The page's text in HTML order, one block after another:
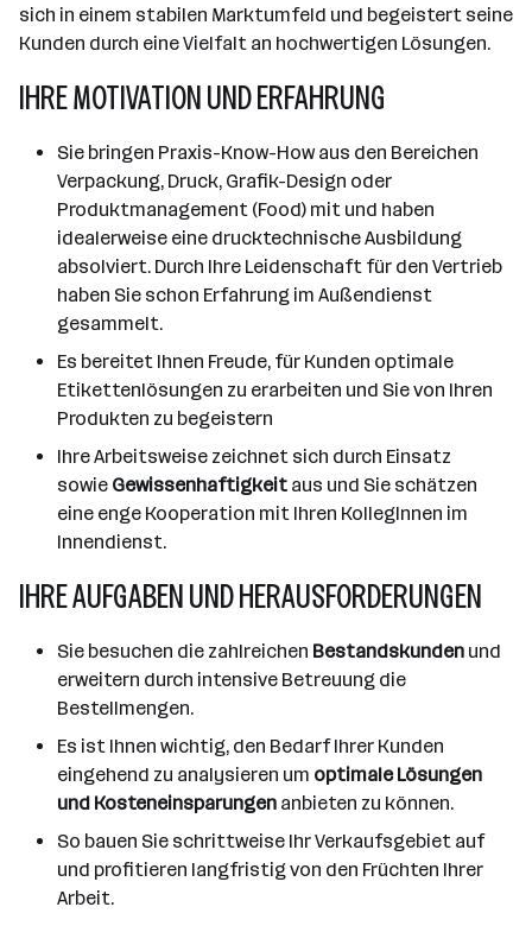
sich in einem stabilen Marktumfeld und begeistert seine
Kunden durch eine Vielfalt an hochwertigen Lösungen.
IHRE MOTIVATION UND ERFAHRUNG
Sie bringen Praxis-Know-How aus den Bereichen
Verpackung, Druck, Grafik-Design oder
Produktmanagement (Food) mit und haben
idealerweise eine drucktechnische Ausbildung
absolviert. Durch Ihre Leidenschaft für den Vertrieb
haben Sie schon Erfahrung im Außendienst
gesammelt.
Es bereitet Ihnen Freude, für Kunden optimale
Etikettenlösungen zu erarbeiten und Sie von Ihren
Produkten zu begeistern
Ihre Arbeitsweise zeichnet sich durch Einsatz
sowie Gewissenhaftigkeit aus und Sie schätzen
eine enge Kooperation mit Ihren KollegInnen im
Innendienst.
IHRE AUFGABEN UND HERAUSFORDERUNGEN
Sie besuchen die zahlreichen Bestandskunden und
erweitern durch intensive Betreuung die
Bestellmengen.
Es ist Ihnen wichtig, den Bedarf Ihrer Kunden
eingehend zu analysieren um optimale Lösungen
und Kosteneinsparungen anbieten zu können.
So bauen Sie schrittweise Ihr Verkaufsgebiet auf
und profitieren langfristig von den Früchten Ihrer
Arbeit.